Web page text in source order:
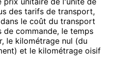
des tarifs de transport,
le coût du transport
de commande, le temps
le kilométrage nul (du
et le kilométrage oisif